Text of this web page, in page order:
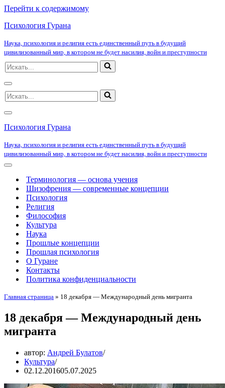
Перейти к содержимому
Психология Гурана
Наука, психология и религия есть единственный путь в будущий
цивилизованный мир, в котором не будет насилия, войн и преступности
Искать...
Меню
навигации
Искать...
Меню
навигации
Психология Гурана
Наука, психология и религия есть единственный путь в будущий
цивилизованный мир, в котором не будет насилия, войн и преступности
Меню
навигацииТерминология — основа учения
Шизофрения — современные концепции
Психология
Религия
Философия
Культура
Наука
Прошлые концепции
Прошлая психология
О Гуране
Контакты
Политика конфиденциальности
Главная страница » 18 декабря — Международный день мигранта
18 декабря — Международный день
мигранта
автор: Андрей Булатов
Культура
02.12.201605.07.2025